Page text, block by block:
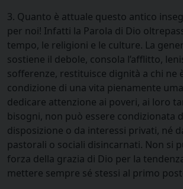
3. Quanto è attuale questo antico
per noi! Infatti la Parola di Dio
tempo, le religioni e le culture. La
sostiene il debole, consola l’afflitto,
sofferenze, restituisce dignità a chi ne
condizione di una vita pienamente
dedicare attenzione ai poveri, ai loro
bisogni, non può essere condizionata
disposizione o da interessi privati, né
pastorali o sociali disincarnati. Non si
forza della grazia di Dio per la
mettere sempre sé stessi al primo